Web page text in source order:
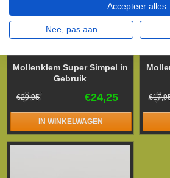
Mollenklem Super Simpel in
Gebruik
€24,25
€29,95
IN WINKELWAGEN
Accepteer alles
Nee, pas aan